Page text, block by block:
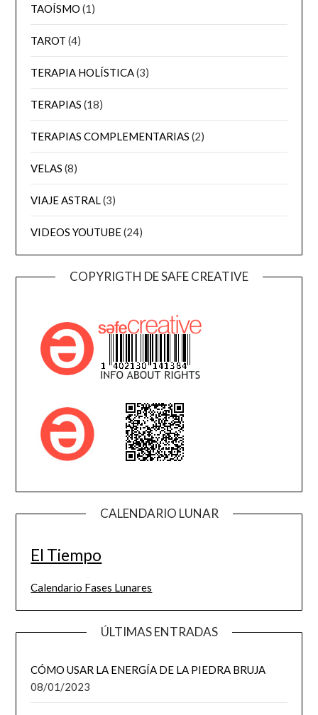
TAOÍSMO (1)
TAROT (4)
TERAPIA HOLÍSTICA(3)
TERAPIAS (18)
TERAPIAS COMPLEMENTARIAS (2)
VELAS (8)
VIAJE ASTRAL(3)
VIDEOS YOUTUBE(24)
COPYRIGTH DE SAFE CREATIVE
CALENDARIO LUNAR
El Tiempo
Calendario Fases Lunares
ÚLTIMAS ENTRADAS
CÓMO USAR LA ENERGÍA DE LA PIEDRA BRUJA
08/01/2023